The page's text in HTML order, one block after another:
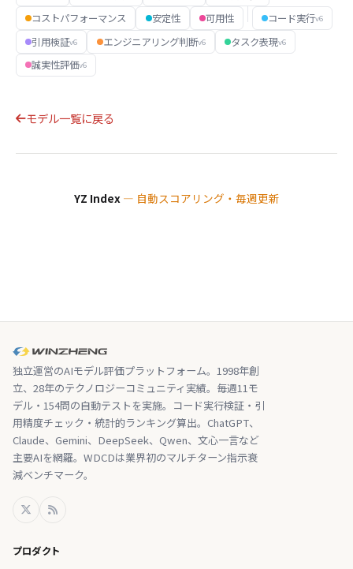
コストパフォーマンス
安定性 可用性 コード実行v6
引用検証v6 エンジニアリング判断v6 タスク表現v6
誠実性評価v6
モデル一覧に戻る
YZ Index— 自動スコアリング・毎週更新
独立運営のAIモデル評価プラットフォーム。1998年創
立、28年のテクノロジーコミュニティ実績。毎週11モ
デル・154問の自動テストを実施。コード実行検証・引
用精度チェック・統計的ランキング算出。ChatGPT、
Claude、Gemini、DeepSeek、Qwen、文心一言など
主要AIを網羅。WDCDは業界初のマルチターン指示衰
減ベンチマーク。
プロダクト